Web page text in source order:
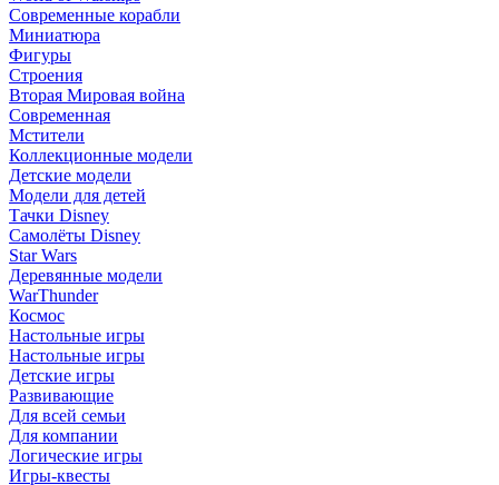
Современные корабли
Миниатюра
Фигуры
Строения
Вторая Мировая война
Современная
Мстители
Коллекционные модели
Детские модели
Модели для детей
Тачки Disney
Самолёты Disney
Star Wars
Деревянные модели
WarThunder
Космос
Настольные игры
Настольные игры
Детские игры
Развивающие
Для всей семьи
Для компании
Логические игры
Игры-квесты